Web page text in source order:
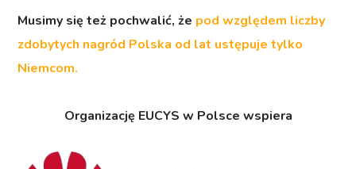
Musimy się też pochwalić, że pod względem liczby
zdobytych nagród Polska od lat ustępuje tylko
Niemcom.
Organizację EUCYS w Polsce wspiera